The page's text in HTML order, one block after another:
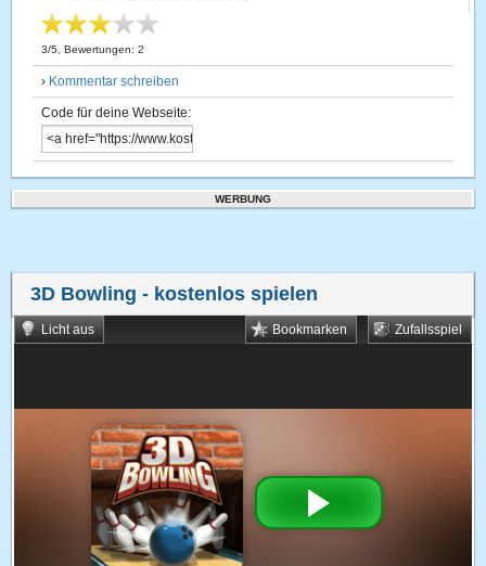
3/5 , Bewertungen:2
› Kommentar schreiben
Code für deine Webseite:
WERBUNG
3D Bowling - kostenlos spielen
Licht aus Zufallsspiel
Bookmarken